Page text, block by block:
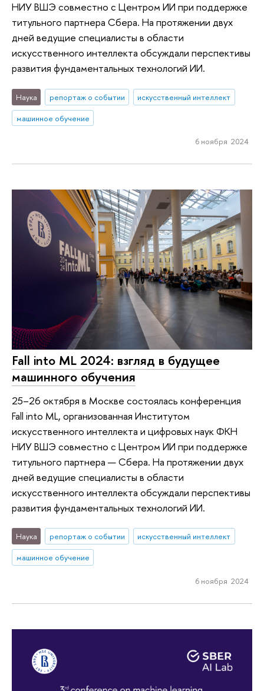
НИУ ВШЭ совместно с Центром ИИ при поддержке
титульного партнера Сбера. На протяжении двух
дней ведущие специалисты в области
искусственного интеллекта обсуждали перспективы
развития фундаментальных технологий ИИ.
Наука репортаж о событии
искусственный интеллект
машинное обучение
6 ноября 2024
Fall into ML 2024: взгляд в будущее
машинного обучения
25–26 октября в Москве состоялась конференция
Fall into ML, организованная Институтом
искусственного интеллекта и цифровых наук ФКН
НИУ ВШЭ совместно с Центром ИИ при поддержке
титульного партнера — Сбера. На протяжении двух
дней ведущие специалисты в области
искусственного интеллекта обсуждали перспективы
развития фундаментальных технологий ИИ.
Наука репортаж о событии
искусственный интеллект
машинное обучение
6 ноября 2024